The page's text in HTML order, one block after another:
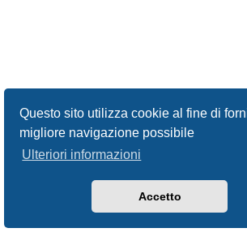
Questo sito utilizza cookie al fine di
migliore navigazione possibile
Ulteriori informazioni
Accetto